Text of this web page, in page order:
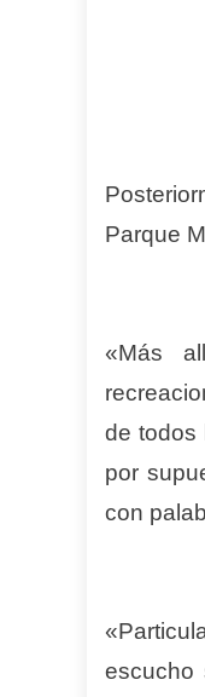
Parque
«Más
de todos
por
con
escucho